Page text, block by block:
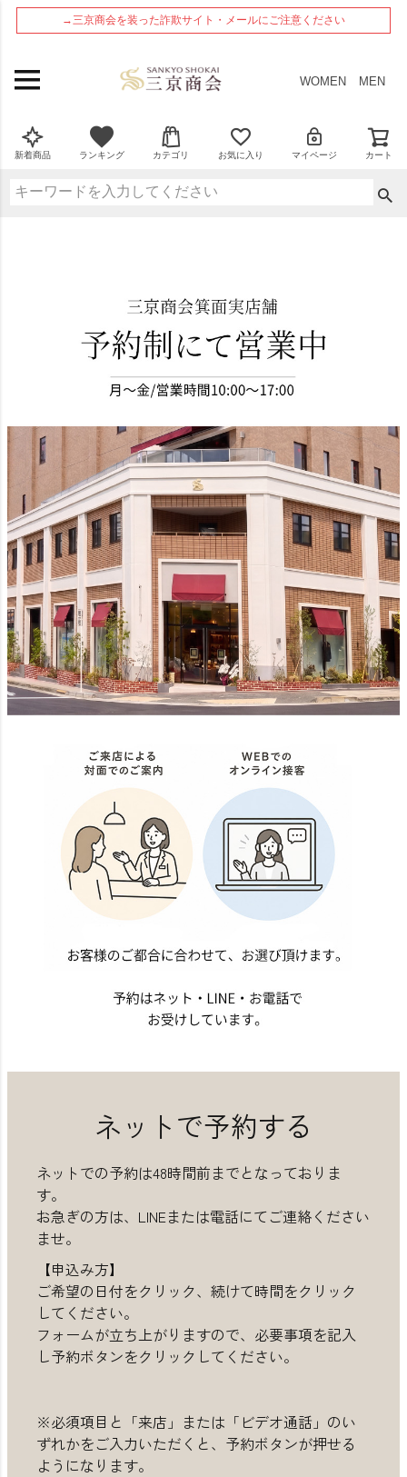
→三京商会を装った詐欺サイト・メールにご注意ください
WOMEN MEN
新着商品 ランキング カテゴリ お気に入り マイページ カート
ネットで予約する
ネットでの予約は48時間前までとなっておりま
す。
お急ぎの方は、LINEまたは電話にてご連絡ください
ませ。
【申込み方】
ご希望の日付をクリック、続けて時間をクリック
してください。
フォームが立ち上がりますので、必要事項を記入
し予約ボタンをクリックしてください。
※必須項目と「来店」または「ビデオ通話」のい
ずれかをご入力いただくと、予約ボタンが押せる
ようになります。
ペー